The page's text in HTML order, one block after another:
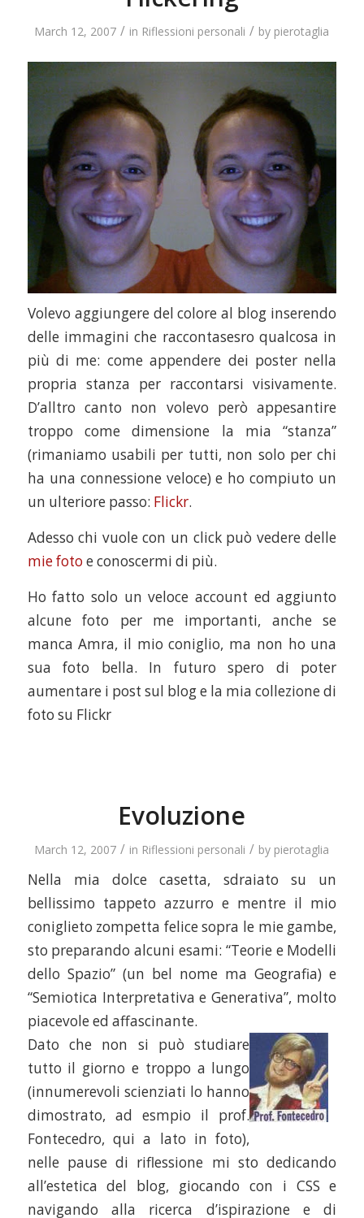
March 12, 2007 / in Riflessioni personali / by pierotaglia
Volevo aggiungere del colore al blog inserendo
delle immagini che raccontasesro qualcosa in
più di me: come appendere dei poster nella
propria stanza per raccontarsi visivamente.
D’alltro canto non volevo però appesantire
troppo come dimensione la mia “stanza”
(rimaniamo usabili per tutti, non solo per chi
ha una connessione veloce) e ho compiuto un
un ulteriore passo: Flickr.
Adesso chi vuole con un click può vedere delle
mie foto e conoscermi di più.
Ho fatto solo un veloce account ed aggiunto
alcune foto per me importanti, anche se
manca Amra, il mio coniglio, ma non ho una
sua foto bella. In futuro spero di poter
aumentare i post sul blog e la mia collezione di
foto su Flickr
Evoluzione
March 12, 2007 / in Riflessioni personali / by pierotaglia
Nella mia dolce casetta, sdraiato su un
bellissimo tappeto azzurro e mentre il mio
coniglieto zompetta felice sopra le mie gambe,
sto preparando alcuni esami: “Teorie e Modelli
dello Spazio” (un bel nome ma Geografia) e
“Semiotica Interpretativa e Generativa”, molto
piacevole ed affascinante.
Dato che non si può studiare
tutto il giorno e troppo a lungo
(innumerevoli scienziati lo hanno
dimostrato, ad esmpio il prof.
Fontecedro, qui a lato in foto),
nelle pause di riflessione mi sto dedicando
all’estetica del blog, giocando con i CSS e
navigando alla ricerca d’ispirazione e di